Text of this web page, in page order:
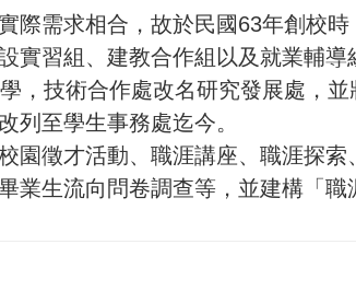
需求相合，故於民國63年創校時
實習組、建教合作組以及就業輔
，技術合作處改名研究發展處，
列至學生事務處迄今。
徵才活動、職涯講座、職涯探索
業生流向問卷調查等，並建構「職